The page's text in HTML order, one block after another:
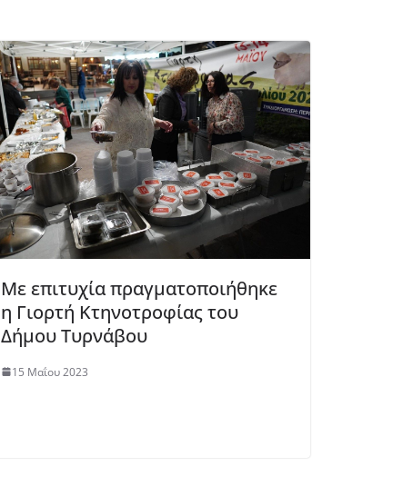
Με επιτυχία πραγματοποιήθηκε
η Γιορτή Κτηνοτροφίας του
Δήμου Τυρνάβου
15 Μαΐου 2023